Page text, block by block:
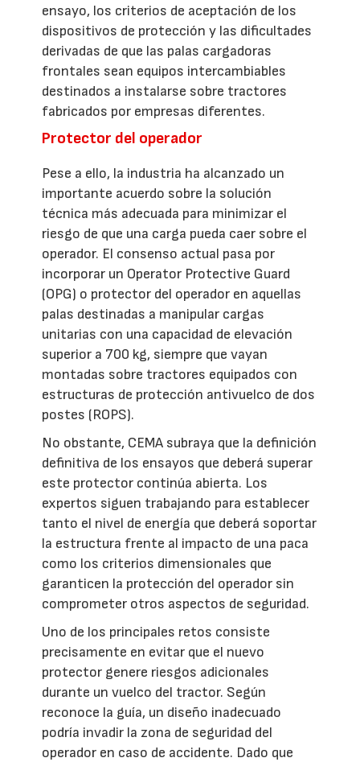
ensayo, los criterios de aceptación de los
dispositivos de protección y las dificultades
derivadas de que las palas cargadoras
frontales sean equipos intercambiables
destinados a instalarse sobre tractores
fabricados por empresas diferentes.
Protector del operador
Pese a ello, la industria ha alcanzado un
importante acuerdo sobre la solución
técnica más adecuada para minimizar el
riesgo de que una carga pueda caer sobre el
operador. El consenso actual pasa por
incorporar un Operator Protective Guard
(OPG) o protector del operador en aquellas
palas destinadas a manipular cargas
unitarias con una capacidad de elevación
superior a 700 kg, siempre que vayan
montadas sobre tractores equipados con
estructuras de protección antivuelco de dos
postes (ROPS).
No obstante, CEMA subraya que la definición
definitiva de los ensayos que deberá superar
este protector continúa abierta. Los
expertos siguen trabajando para establecer
tanto el nivel de energía que deberá soportar
la estructura frente al impacto de una paca
como los criterios dimensionales que
garanticen la protección del operador sin
comprometer otros aspectos de seguridad.
Uno de los principales retos consiste
precisamente en evitar que el nuevo
protector genere riesgos adicionales
durante un vuelco del tractor. Según
reconoce la guía, un diseño inadecuado
podría invadir la zona de seguridad del
operador en caso de accidente. Dado que